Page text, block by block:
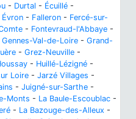
- Durtal - Écuillé -
Évron - Falleron - Fercé-sur-
- Fontevraud-l'Abbaye -
Gennes-Val-de-Loire - Grand-
- Grez-Neuville -
- Huillé-Lézigné -
Loire - Jarzé Villages -
- Juigné-sur-Sarthe -
Monts - La Baule-Escoublac -
- La Bazouge-des-Alleux -